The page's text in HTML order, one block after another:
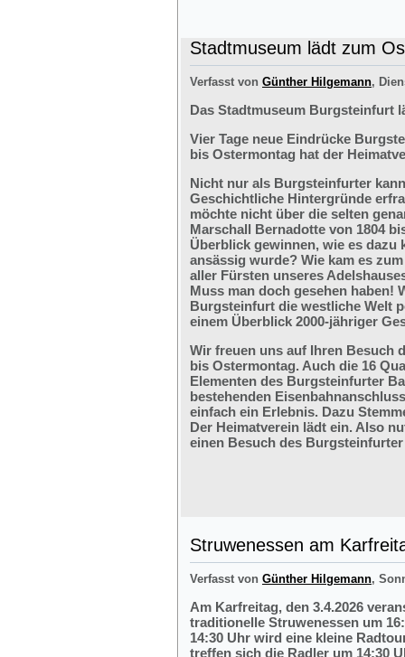
Stadtmuseum lädt zum
Verfasst von Günther Hilgemann,
Das Stadtmuseum Burgsteinfurt
Vier Tage neue Eindrücke
bis Ostermontag hat der
Nicht nur als Burgsteinfurter
Geschichtliche Hintergründe
möchte nicht über die selten
Marschall Bernadotte von 1804
Überblick gewinnen, wie es dazu
ansässig wurde? Wie kam es
aller Fürsten unseres
Muss man doch gesehen haben!
Burgsteinfurt die westliche Welt
einem Überblick 2000-jähriger
Wir freuen uns auf Ihren Besuch
bis Ostermontag. Auch die 16
Elementen des Burgsteinfurter
bestehenden
einfach ein Erlebnis. Dazu
Der Heimatverein lädt ein. Also
einen Besuch des
Struwenessen am
Verfasst von Günther Hilgemann,
Am Karfreitag, den 3.4.2026
traditionelle Struwenessen um
14:30 Uhr wird eine kleine
treffen sich die Radler um 14:30